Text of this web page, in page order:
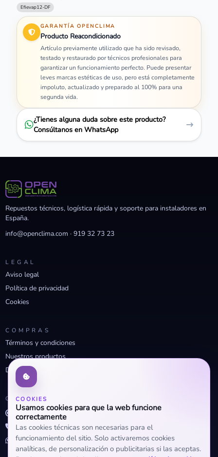
Efievap12-DF
GARANTÍA OPENCLIMA
Producto Reacondicionado
Artículo previamente utilizado que ha sido revisado,
testado y restaurado por técnicos profesionales para
garantizar un funcionamiento perfecto. Puede presentar
leves marcas estéticas de uso, pero está completamente
impoluto, actualizado y preparado al 100% para una
segunda vida.
¿Tienes alguna duda sobre este producto?
Consúltanos en WhatsApp
COOKIES
Usamos cookies para que la web funcione
correctamente
Las cookies técnicas son necesarias para el
funcionamiento del sitio. Solo activaremos cookies
analíticas, de personalización o publicitarias si las aceptas.
Repuestos técnicos, logística rápida y soporte para instaladores en
España.
info@openclima.com ·919 32 73 23
LEGAL
Aviso legal
Política de privacidad
Cookies
COMPRAS
Términos y condiciones
Nuestros productos
Descuentos profesionales
CONTACTO
info@openclima.com
919 32 73 23
+34 623 56 04 93 (WhatsApp)